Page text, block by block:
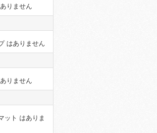
りません
はありません
りません
ット はありま